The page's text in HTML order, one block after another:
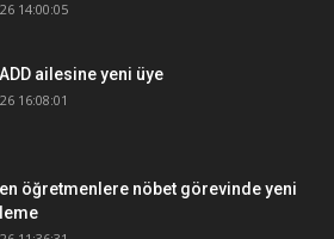
14:00:05
ailesine yeni üye
16:08:01
öğretmenlere nöbet görevinde yeni